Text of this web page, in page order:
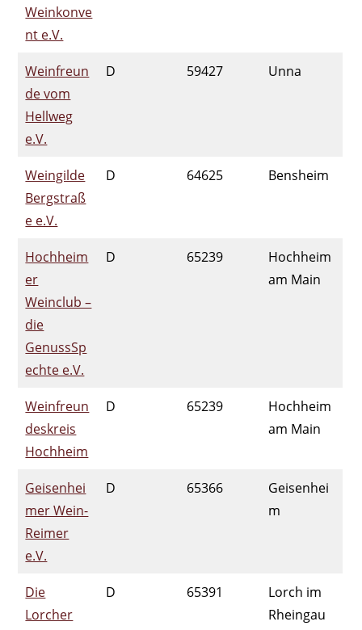
Weinkonve
nt e.V.
Weinfreun
de vom
Hellweg
e.V.
D 59427 Unna
Weingilde
Bergstraß
e e.V.
D 64625 Bensheim
Hochheim
er
Weinclub –
die
GenussSp
echte e.V.
D 65239
Hochheim
am Main
Weinfreun
deskreis
Hochheim
D 65239
Hochheim
am Main
Geisenhei
mer Wein-
Reimer
e.V.
D 65366
Geisenhei
m
Die
Lorcher
D 65391
Lorch im
Rheingau